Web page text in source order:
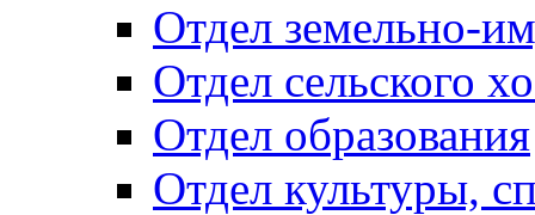
Отдел земельно-
Отдел сельского
Отдел образования
Отдел культуры,